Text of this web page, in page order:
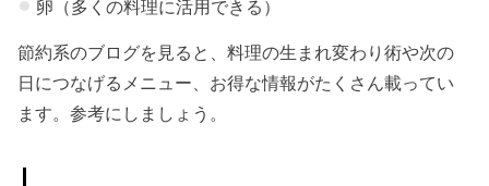
卵（多くの料理に活用できる）
節約系のブログを見ると、料理の生まれ変わり術や次の
日につなげるメニュー、お得な情報がたくさん載ってい
ます。参考にしましょう。